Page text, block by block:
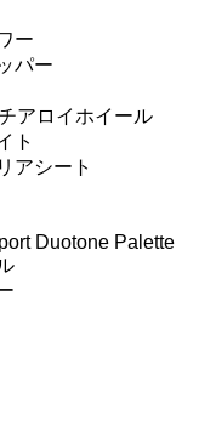
ー
パー
アロイホイール
ト
アシート
Duotone Palette